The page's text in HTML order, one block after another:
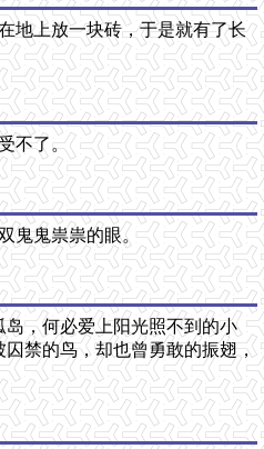
地上放一块砖，于是就有了长
不了。
鬼鬼祟祟的眼。
，何必爱上阳光照不到的小
禁的鸟，却也曾勇敢的振翅，